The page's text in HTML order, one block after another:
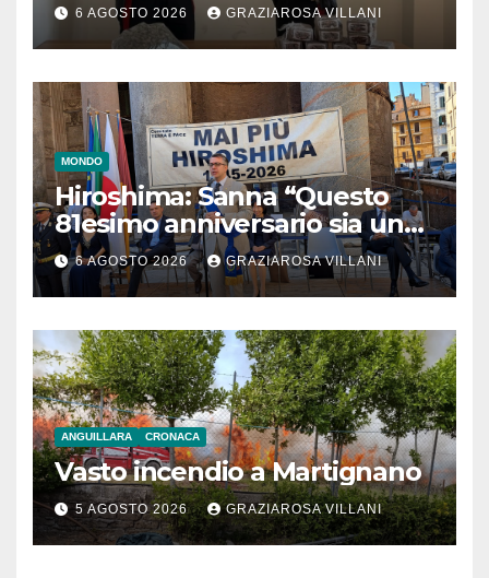
6 AGOSTO 2026 GRAZIAROSA VILLANI
MONDO
Hiroshima: Sanna “Questo
81esimo anniversario sia un
monito per tutti”
6 AGOSTO 2026 GRAZIAROSA VILLANI
ANGUILLARA CRONACA
Vasto incendio a Martignano
5 AGOSTO 2026 GRAZIAROSA VILLANI